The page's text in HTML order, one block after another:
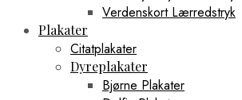
Verdenskort Lærredstryk
Plakater
Citatplakater
Dyreplakater
Bjørne Plakater